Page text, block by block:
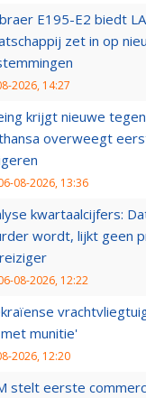
E195-E2 biedt
zet in op
2026, 14:27
krijgt nieuwe
overweegt
08-2026, 13:36
kwartaalcijfers:
wordt, lijkt geen
08-2026, 12:22
munitie'
2026, 12:20
stelt eerste